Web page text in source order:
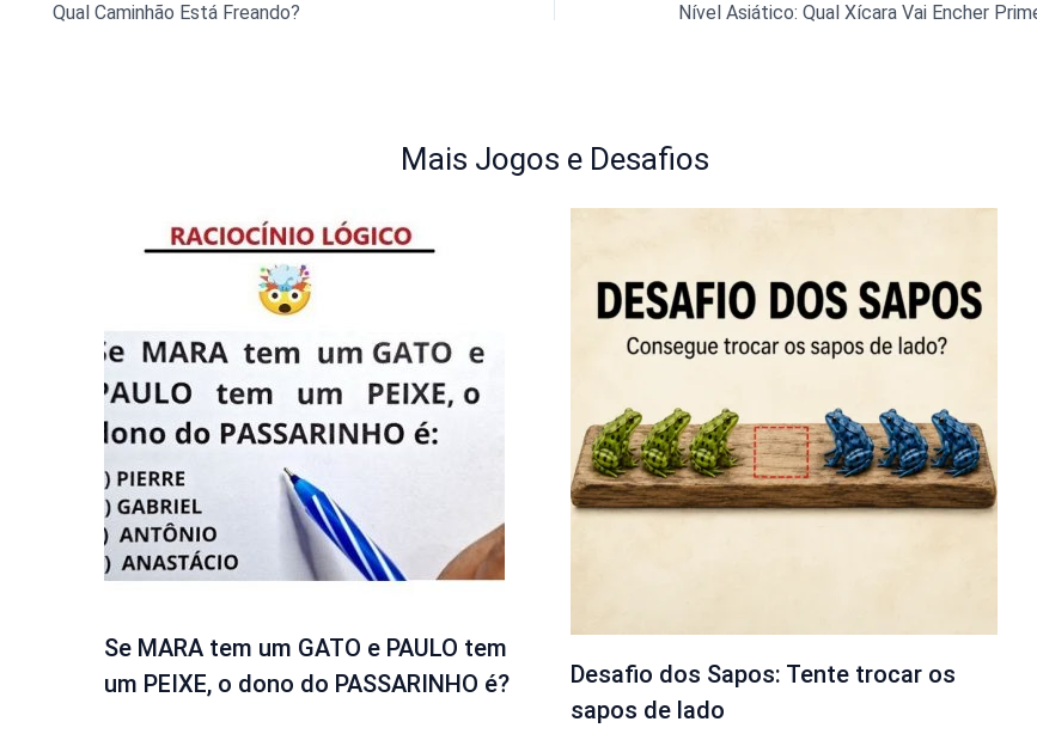
Qual Caminhão Está Freando?
Mais Jogos e Desafios
Se MARA tem um GATO e PAULO tem
um PEIXE, o dono do PASSARINHO é?
Desafio dos Sapos: Tente trocar os
sapos de lado